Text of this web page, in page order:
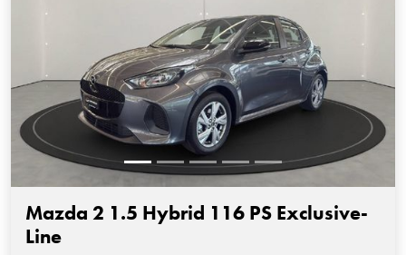
Mazda 2 1.5 Hybrid 116 PS Exclusive-
Line